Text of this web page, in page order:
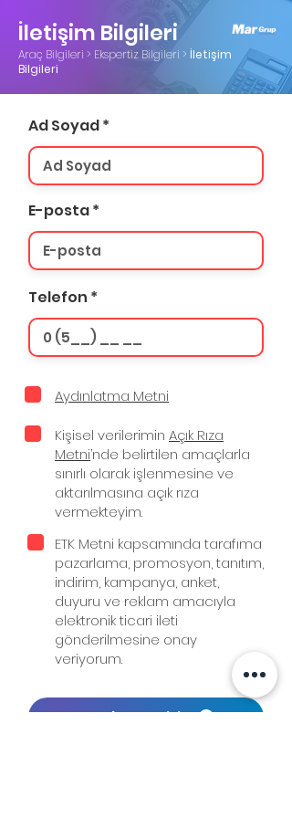
İletişim Bilgileri
Araç Bilgileri > Ekspertiz Bilgileri > İletişim
Bilgileri
Ad Soyad
E-posta
Telefon
Aydınlatma Metni
Kişisel verilerimin Açık Rıza
Metni’nde belirtilen amaçlarla
sınırlı olarak işlenmesine ve
aktarılmasına açık rıza
vermekteyim.
ETK Metni kapsamında tarafıma
pazarlama, promosyon, tanıtım,
indirim, kampanya, anket,
duyuru ve reklam amacıyla
elektronik ticari ileti
gönderilmesine onay
veriyorum.
Kaydet ve Bitir